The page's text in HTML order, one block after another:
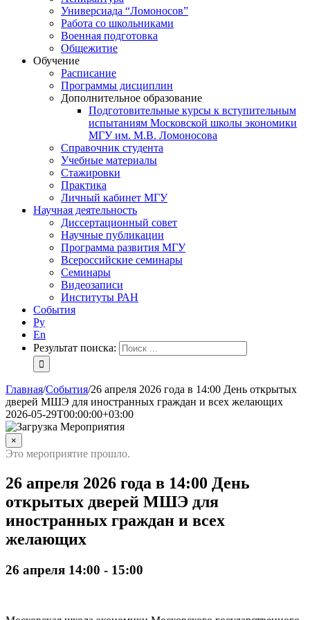
Универсиада “Ломоносов”
Работа со школьниками
Военная подготовка
Общежитие
Обучение
Расписание
Программы дисциплин
Дополнительное образование
Подготовительные курсы к вступительным
испытаниям Московской школы экономики
МГУ им. М.В. Ломоносова
Справочник студента
Учебные материалы
Стажировки
Практика
Личный кабинет МГУ
Научная деятельность
Диссертационный совет
Научные публикации
Программа развития МГУ
Всероссийские семинары
Семинары
Видеозаписи
Институты РАН
События
Ру
En
Результат поиска:
Главная/События/26 апреля 2026 года в 14:00 День открытых
дверей МШЭ для иностранных граждан и всех желающих
2026-05-29T00:00:00+03:00
×
Это мероприятие прошло.
26 апреля 2026 года в 14:00 День
открытых дверей МШЭ для
иностранных граждан и всех
желающих
26 апреля 14:00 - 15:00